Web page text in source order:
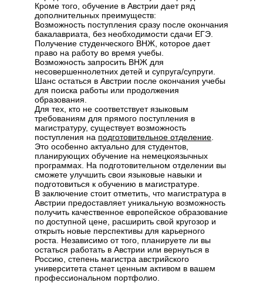
Кроме того, обучение в Австрии дает ряд
дополнительных преимуществ:
Возможность поступления сразу после окончания
бакалавриата, без необходимости сдачи ЕГЭ.
Получение студенческого ВНЖ, которое дает
право на работу во время учебы.
Возможность запросить ВНЖ для
несовершеннолетних детей и супруга/супруги.
Шанс остаться в Австрии после окончания учебы
для поиска работы или продолжения
образования.
Для тех, кто не соответствует языковым
требованиям для прямого поступления в
магистратуру, существует возможность
поступления на подготовительное отделение
Это особенно актуально для студентов,
планирующих обучение на немецкоязычных
программах. На подготовительном отделении вы
сможете улучшить свои языковые навыки и
подготовиться к обучению в магистратуре.
В заключение стоит отметить, что магистратура в
Австрии предоставляет уникальную возможность
получить качественное европейское образование
по доступной цене, расширить свой кругозор и
открыть новые перспективы для карьерного
роста. Независимо от того, планируете ли вы
остаться работать в Австрии или вернуться в
Россию, степень магистра австрийского
университета станет ценным активом в вашем
профессиональном портфолио.